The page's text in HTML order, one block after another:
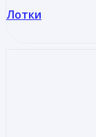
Лотки